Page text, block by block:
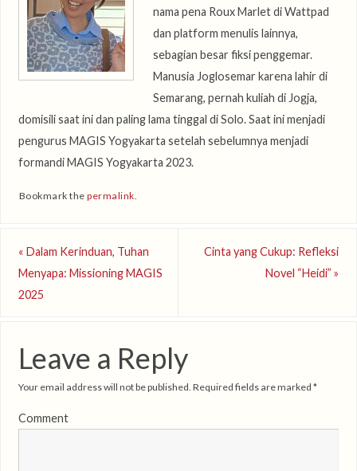
nama pena Roux Marlet di Wattpad
dan platform menulis lainnya,
sebagian besar fiksi penggemar.
Manusia Joglosemar karena lahir di
Semarang, pernah kuliah di Jogja,
domisili saat ini dan paling lama tinggal di Solo. Saat ini menjadi
pengurus MAGIS Yogyakarta setelah sebelumnya menjadi
formandi MAGIS Yogyakarta 2023.
Bookmark thepermalink
« Dalam Kerinduan, Tuhan
Menyapa: Missioning MAGIS
2025
Cinta yang Cukup: Refleksi
Novel “Heidi”»
Leave a Reply
Your email address will not be published. Required fields are marked *
Comment